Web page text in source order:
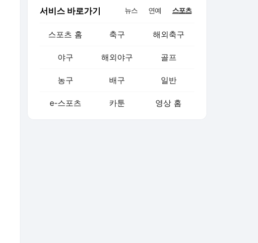
서비스 바로가기 뉴스 연예 스포츠
스포츠 홈 축구 해외축구
야구 해외야구 골프
농구 배구 일반
e-스포츠 카툰 영상 홈